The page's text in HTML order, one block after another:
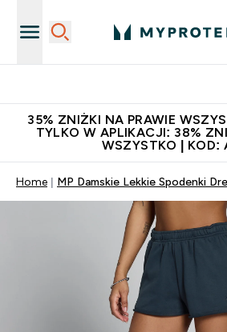
35% ZNIŻKI NA PRAWIE
TYLKO W APLIKACJI: 38%
WSZYSTKO | KOD:
Home MP Damskie Lekkie Spodenki